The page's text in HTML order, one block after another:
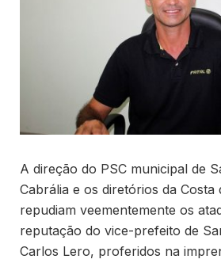
A direção do PSC municipal de
Cabrália e os diretórios da
repudiam veementemente os
reputação do vice-prefeito de
Carlos Lero, proferidos na